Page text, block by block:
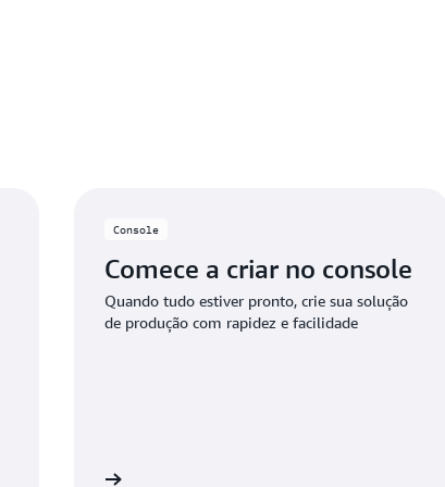
Console
Comece a criar no console
Quando tudo estiver pronto, crie sua solução
de produção com rapidez e facilidade